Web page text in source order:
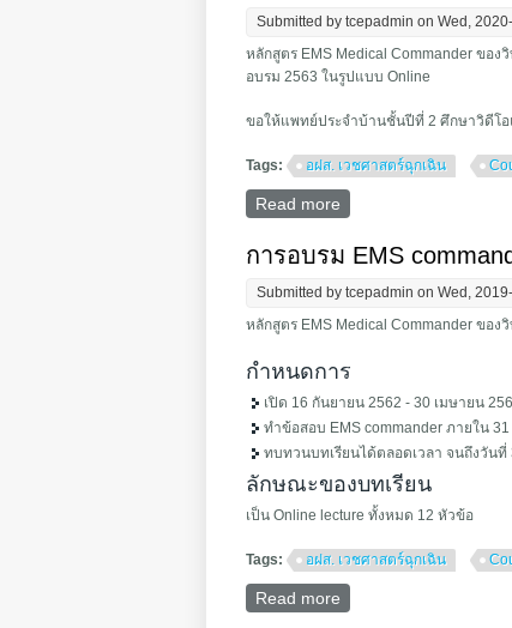
Submitted bytcepadmin on Wed,
หลักสูตร EMS Medical Commander ขอ
อบรม 2563 ในรูปแบบ Online
ขอให้แพทย์ประจำบ้านชั้นปีที่ 2 ศึกษาวิดีโ
Tags: อฝส. เวชศาสตร์ฉุกเฉิน
Read more
การอบรม EMS
Submitted bytcepadmin on Wed,
หลักสูตร EMS Medical Commander ขอ
กำหนดการ
เปิด 16 กันยายน 2562 - 30 เมษายน
ทำข้อสอบ EMS commander ภายใน
ทบทวนบทเรียนได้ตลอดเวลา จนถึงวันที่
ลักษณะของบทเรียน
เป็น Online lecture ทั้งหมด 12 หัวข้อ
Tags: อฝส. เวชศาสตร์ฉุกเฉิน
Read more